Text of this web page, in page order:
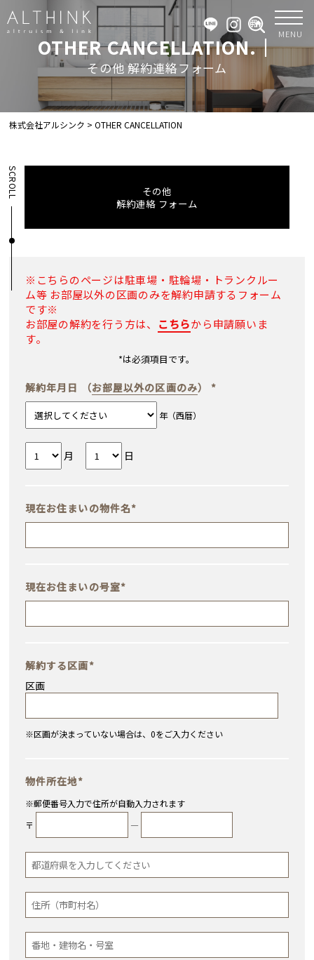
MENU
OTHER CANCELLATION.｜
その他 解約連絡フォーム
株式会社アルシンク >OTHER CANCELLATION
SCROLL
その他
解約連絡 フォーム
※こちらのページは駐車場・駐輪場・トランクルー
ム等 お部屋以外の区画のみを解約申請するフォーム
です※
お部屋の解約を行う方は、
こちらから申請願いま
す。
*は必須項目です。
解約年月日 （お部屋以外の区画のみ） *
年（西暦）
月 日
現在お住まいの物件名*
現在お住まいの号室*
解約する区画*
区画
※区画が決まっていない場合は、0をご入力ください
物件所在地*
※郵便番号入力で住所が自動入力されます
〒
―